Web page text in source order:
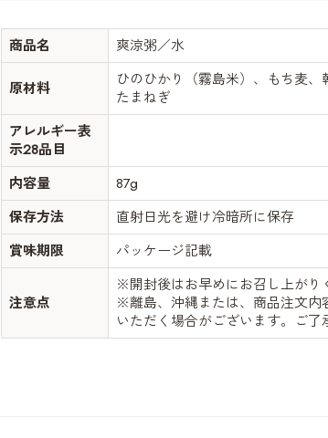
商品名 爽涼粥／水
原材料
ひのひかり（霧島米）、もち麦
たまねぎ
アレルギー表
示28品目
内容量
87g
保存方法
直射日光を避け冷暗所に保存
賞味期限
パッケージ記載
注意点
※開封後はお早めにお召し上がり
※離島、沖縄または、商品注文内
いただく場合がございます。ご了